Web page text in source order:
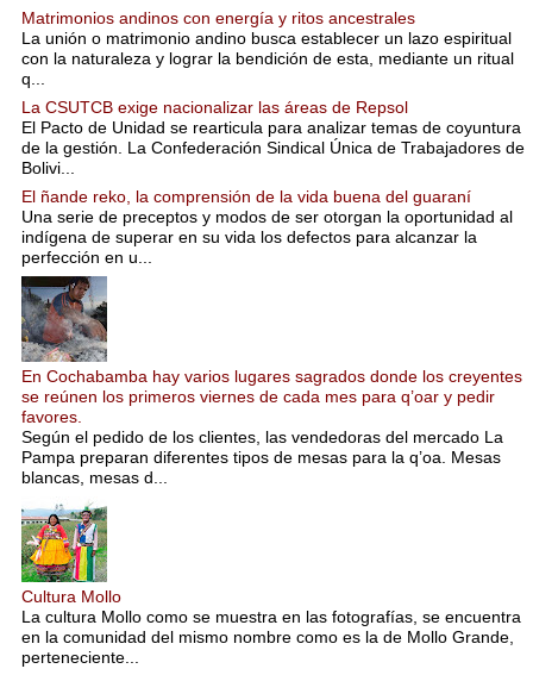
Matrimonios andinos con energía y ritos ancestrales
La unión o matrimonio andino busca establecer un lazo espiritual
con la naturaleza y lograr la bendición de esta, mediante un ritual
q...
La CSUTCB exige nacionalizar las áreas de Repsol
El Pacto de Unidad se rearticula para analizar temas de coyuntura
de la gestión. La Confederación Sindical Única de Trabajadores de
Bolivi...
El ñande reko, la comprensión de la vida buena del guaraní
Una serie de preceptos y modos de ser otorgan la oportunidad al
indígena de superar en su vida los defectos para alcanzar la
perfección en u...
En Cochabamba hay varios lugares sagrados donde los creyentes
se reúnen los primeros viernes de cada mes para q’oar y pedir
favores.
Según el pedido de los clientes, las vendedoras del mercado La
Pampa preparan diferentes tipos de mesas para la q’oa. Mesas
blancas, mesas d...
Cultura Mollo
La cultura Mollo como se muestra en las fotografías, se encuentra
en la comunidad del mismo nombre como es la de Mollo Grande,
perteneciente...